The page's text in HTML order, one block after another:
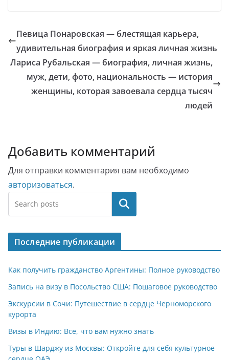
Певица Понаровская — блестящая карьера,
удивительная биография и яркая личная жизнь
Лариса Рубальская — биография, личная жизнь,
муж, дети, фото, национальность — история
женщины, которая завоевала сердца тысяч
людей
Добавить комментарий
Для отправки комментария вам необходимо
авторизоваться.
Поиск
Последние публикации
Как получить гражданство Аргентины: Полное руководство
Запись на визу в Посольство США: Пошаговое руководство
Экскурсии в Сочи: Путешествие в сердце Черноморского
курорта
Визы в Индию: Все, что вам нужно знать
Туры в Шарджу из Москвы: Откройте для себя культурное